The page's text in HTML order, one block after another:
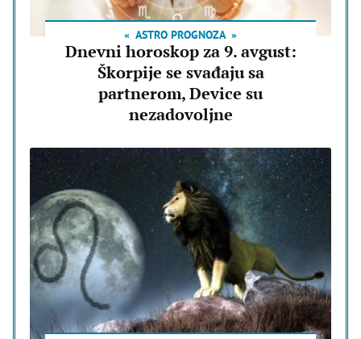
ASTRO PROGNOZA
Dnevni horoskop za 9. avgust:
Škorpije se svađaju sa
partnerom, Device su
nezadovoljne